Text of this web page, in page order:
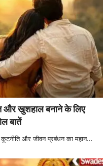
खुशहाल बनाने के लिए
बातें
और जीवन प्रबंधन का महान…